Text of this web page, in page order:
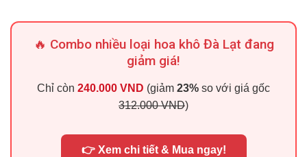
🔥 Combo nhiều loại hoa khô Đà Lạt đang
giảm giá!
Chỉ còn 240.000 VND (giảm 23% so với giá gốc
312.000 VND)
👉 Xem chi tiết & Mua ngay!